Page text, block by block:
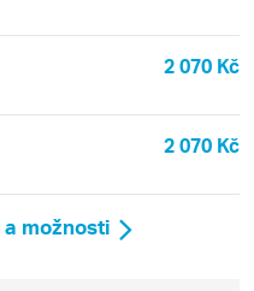
2 070 Kč
2 070 Kč
možnosti